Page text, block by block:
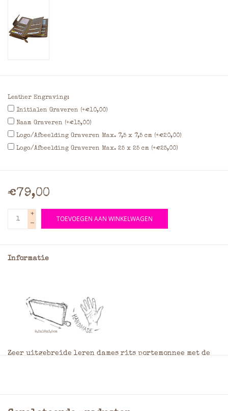
Leather Engraving:
Initialen Graveren (+€10,00)
Naam Graveren (+€15,00)
Logo/Afbeelding Graveren Max. 7,5 x 7,5 cm (+€20,00)
Logo/Afbeelding Graveren Max. 25 x 25 cm (+€25,00)
€79,00
+
-
TOEVOEGEN AAN WINKELWAGEN
Informatie
Zeer uitgebreide leren dames rits portemonnee met de